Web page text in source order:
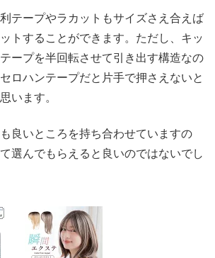
テープやラカットもサイズさえ合えば
トすることができます。ただし、キッ
ープを半回転させて引き出す構造なの
ロハンテープだと片手で押さえないと
います。
良いところを持ち合わせていますの
選んでもらえると良いのではないでし